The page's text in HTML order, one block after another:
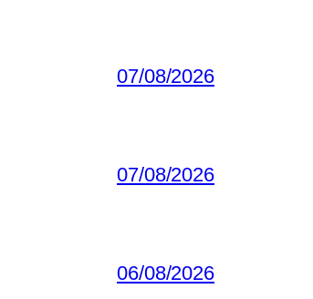
07/08/2026
07/08/2026
06/08/2026